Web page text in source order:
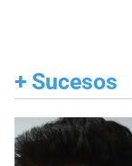
+ Sucesos